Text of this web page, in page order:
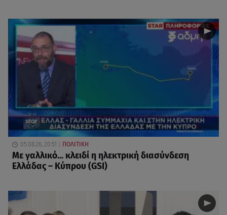
05.08.26, 20:51 ΠΟΛΙΤΙΚΗ
Με γαλλικό... κλειδί η ηλεκτρική διασύνδεση
Ελλάδας – Κύπρου (GSI)